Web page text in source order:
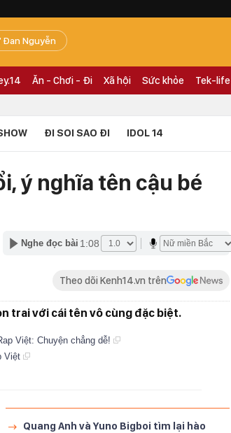
Đan Nguyễn
Ăn - Chơi - Đi Xã hội Sức khỏe Tek-life
ĐI SOI SAO ĐI IDOL 14
ý nghĩa tên cậu bé
Nghe đọc bài 1:08
Theo dõi Kenh14.vn trên
trai với cái tên vô cùng đặc biệt.
Việt: Chuyện chẳng dễ!
Việt
Quang Anh và Yuno Bigboi tìm lại hào